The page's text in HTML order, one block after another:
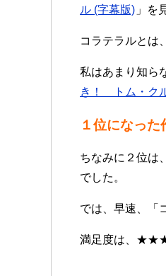
ル (字幕版) 」を
コラテラルとは
私はあまり知ら
き！ トム・ク
１位になった
ちなみに２位は
でした。
では、早速、「
満足度は、